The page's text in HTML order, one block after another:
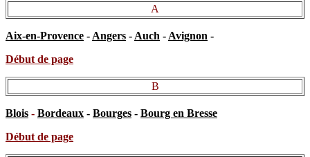
A
Aix-en-Provence - Angers - Auch - Avignon -
Début de page
B
Blois - Bordeaux - Bourges - Bourg en Bresse
Début de page